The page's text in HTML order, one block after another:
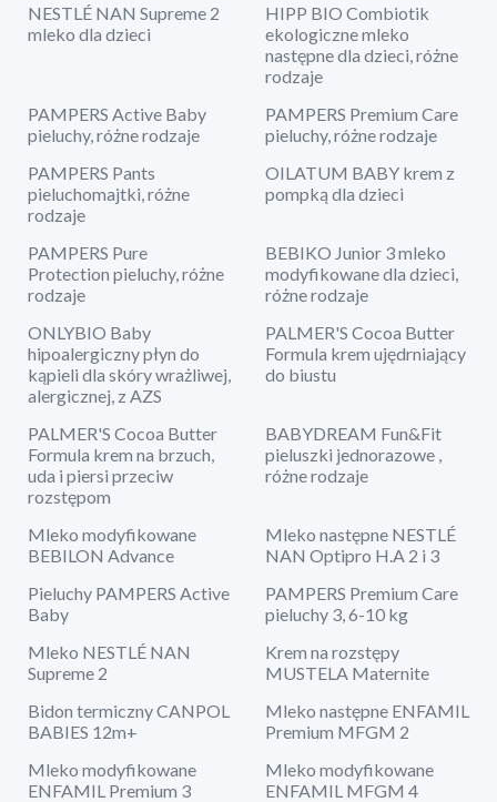
NESTLÉ NAN Supreme 2
mleko dla dzieci
HIPP BIO Combiotik
ekologiczne mleko
następne dla dzieci, różne
rodzaje
PAMPERS Active Baby
pieluchy, różne rodzaje
PAMPERS Premium Care
pieluchy, różne rodzaje
PAMPERS Pants
pieluchomajtki, różne
rodzaje
OILATUM BABY krem z
pompką dla dzieci
PAMPERS Pure
Protection pieluchy, różne
rodzaje
BEBIKO Junior 3 mleko
modyfikowane dla dzieci,
różne rodzaje
ONLYBIO Baby
hipoalergiczny płyn do
kąpieli dla skóry wrażliwej,
alergicznej, z AZS
PALMER'S Cocoa Butter
Formula krem ujędrniający
do biustu
PALMER'S Cocoa Butter
Formula krem na brzuch,
uda i piersi przeciw
rozstępom
BABYDREAM Fun&Fit
pieluszki jednorazowe ,
różne rodzaje
Mleko modyfikowane
BEBILON Advance
Mleko następne NESTLÉ
NAN Optipro H.A 2 i 3
Pieluchy PAMPERS Active
Baby
PAMPERS Premium Care
pieluchy 3, 6-10 kg
Mleko NESTLÉ NAN
Supreme 2
Krem na rozstępy
MUSTELA Maternite
Bidon termiczny CANPOL
BABIES 12m+
Mleko następne ENFAMIL
Premium MFGM 2
Mleko modyfikowane
ENFAMIL Premium 3
Mleko modyfikowane
ENFAMIL MFGM 4